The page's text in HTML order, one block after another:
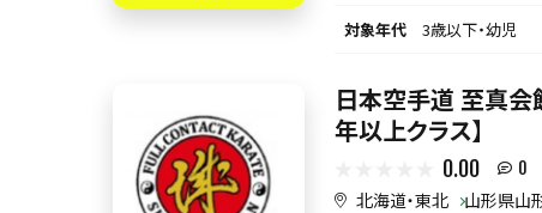
対象年代 3歳以下・幼児
日本空手道 至真会
年以上クラス】
0.00 0
北海道・東北 山形県山